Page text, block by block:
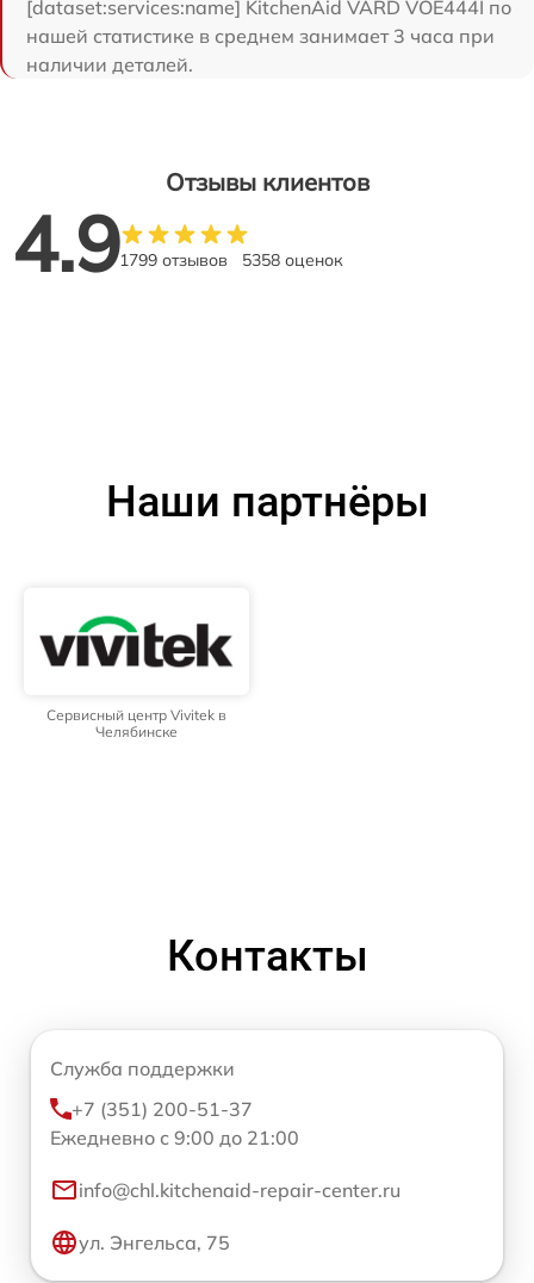
[dataset:services:name] KitchenAid VARD VOE444I по
нашей статистике в среднем занимает 3 часа при
наличии деталей.
Отзывы клиентов
4.91799 отзывов 5358 оценок
Наши партнёры
Сервисный центр Vivitek в
Челябинске
Контакты
Служба поддержки
+7 (351) 200-51-37
Ежедневно с 9:00 до 21:00
info@chl.kitchenaid-repair-center.ru
ул. Энгельса, 75